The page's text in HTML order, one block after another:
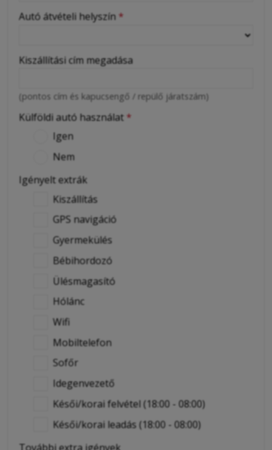
Autó átvételi helyszín *
Kiszállítási cím megadása
(pontos cím és kapucsengő / repülő járatszám)
Külföldi autó használat *
Igen
Nem
Igényelt extrák
Kiszállítás
GPS navigáció
Gyermekülés
Bébihordozó
Ülésmagasító
Hólánc
Wifi
Mobiltelefon
Sofőr
Idegenvezető
Késői/korai felvétel (18:00 - 08:00)
Késői/korai leadás (18:00 - 08:00)